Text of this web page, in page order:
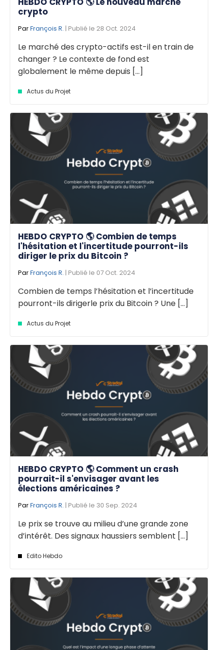
crypto
ParFrançois R. | Publié le 28 Oct. 2024
Le marché des crypto-actifs est-il en train de
changer ? Le contexte de fond est
globalement le même depuis [...]
Actus du Projet
HEBDO CRYPTO 🌎 Combien de temps
l'hésitation et l'incertitude pourront-ils
diriger le prix du Bitcoin ?
ParFrançois R. | Publié le 07 Oct. 2024
Combien de temps l’hésitation et l’incertitude
pourront-ils dirigerle prix du Bitcoin ? Une [...]
Actus du Projet
HEBDO CRYPTO 🌎 Comment un crash
pourrait-il s'envisager avant les
élections américaines ?
ParFrançois R. | Publié le 30 Sep. 2024
Le prix se trouve au milieu d’une grande zone
d’intérêt. Des signaux haussiers semblent [...]
Edito Hebdo